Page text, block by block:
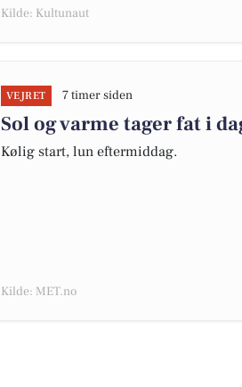
Kilde: Kultunaut
VEJRET 7 timer siden
Sol og varme tager fat i
Kølig start, lun eftermiddag.
Kilde: MET.no